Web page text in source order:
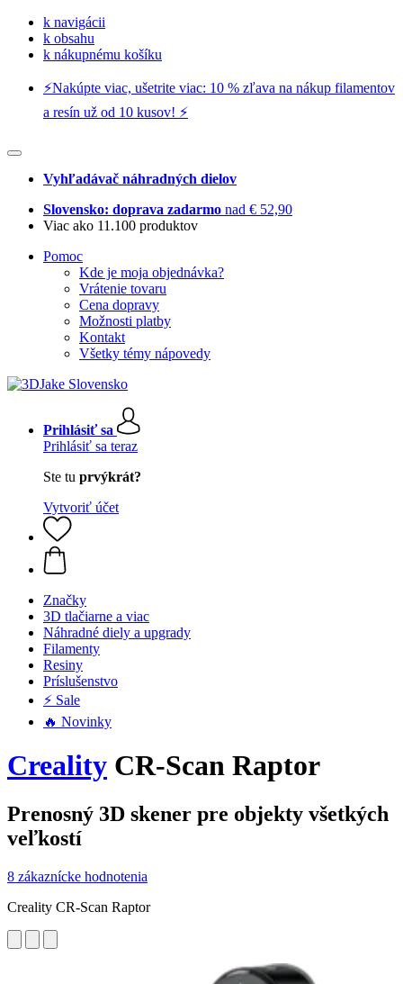
k navigácii
k obsahu
k nákupnému košíku
⚡️Nakúpte viac, ušetrite viac: 10 % zľava na nákup filamentov
a resín už od 10 kusov! ⚡️
Vyhľadávač náhradných dielov
Slovensko: doprava zadarmo nad € 52,90
Viac ako 11.100 produktov
Pomoc
Kde je moja objednávka?
Vrátenie tovaru
Cena dopravy
Možnosti platby
Kontakt
Všetky témy nápovedy
Prihlásiť sa
Prihlásiť sa teraz
Ste tu prvýkrát?
Vytvoriť účet
Značky
3D tlačiarne a viac
Náhradné diely a upgrady
Filamenty
Resiny
Príslušenstvo
⚡ Sale
🔥 Novinky
Creality CR-Scan Raptor
Prenosný 3D skener pre objekty všetkých
veľkostí
8 zákaznícke hodnotenia
Creality CR-Scan Raptor